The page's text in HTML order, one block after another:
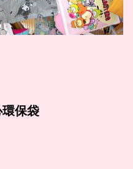
環保袋